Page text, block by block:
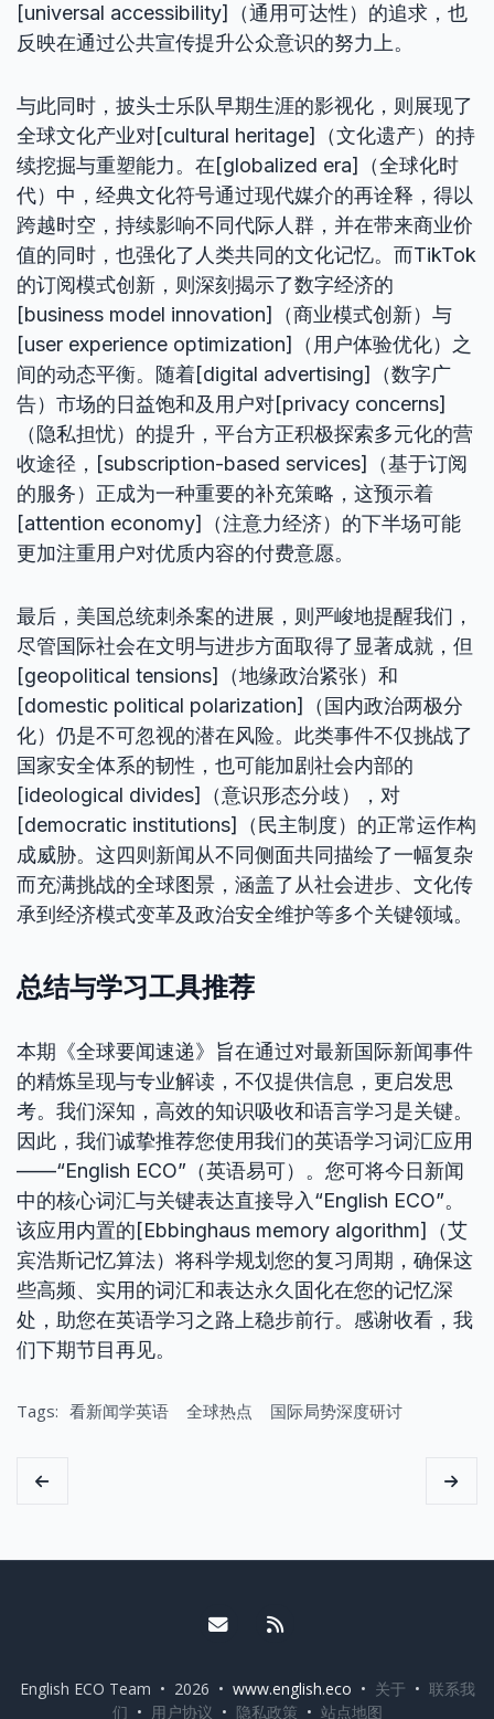
[universal accessibility]（通用可达性）的追求，也
反映在通过公共宣传提升公众意识的努力上。
与此同时，披头士乐队早期生涯的影视化，则展现了
全球文化产业对[cultural heritage]（文化遗产）的持
续挖掘与重塑能力。在[globalized era]（全球化时
代）中，经典文化符号通过现代媒介的再诠释，得以
跨越时空，持续影响不同代际人群，并在带来商业价
值的同时，也强化了人类共同的文化记忆。而TikTok
的订阅模式创新，则深刻揭示了数字经济的
[business model innovation]（商业模式创新）与
[user experience optimization]（用户体验优化）之
间的动态平衡。随着[digital advertising]（数字广
告）市场的日益饱和及用户对[privacy concerns]
（隐私担忧）的提升，平台方正积极探索多元化的营
收途径，[subscription-based services]（基于订阅
的服务）正成为一种重要的补充策略，这预示着
[attention economy]（注意力经济）的下半场可能
更加注重用户对优质内容的付费意愿。
最后，美国总统刺杀案的进展，则严峻地提醒我们，
尽管国际社会在文明与进步方面取得了显著成就，但
[geopolitical tensions]（地缘政治紧张）和
[domestic political polarization]（国内政治两极分
化）仍是不可忽视的潜在风险。此类事件不仅挑战了
国家安全体系的韧性，也可能加剧社会内部的
[ideological divides]（意识形态分歧），对
[democratic institutions]（民主制度）的正常运作构
成威胁。这四则新闻从不同侧面共同描绘了一幅复杂
而充满挑战的全球图景，涵盖了从社会进步、文化传
承到经济模式变革及政治安全维护等多个关键领域。
总结与学习工具推荐
本期《全球要闻速递》旨在通过对最新国际新闻事件
的精炼呈现与专业解读，不仅提供信息，更启发思
考。我们深知，高效的知识吸收和语言学习是关键。
因此，我们诚挚推荐您使用我们的英语学习词汇应用
——“English ECO”（英语易可）。您可将今日新闻
中的核心词汇与关键表达直接导入“English ECO”。
该应用内置的[Ebbinghaus memory algorithm]（艾
宾浩斯记忆算法）将科学规划您的复习周期，确保这
些高频、实用的词汇和表达永久固化在您的记忆深
处，助您在英语学习之路上稳步前行。感谢收看，我
们下期节目再见。
Tags: 看新闻学英语 全球热点 国际局势深度研讨
Email me
English ECO Team • 2026 • www.english.eco • 关于 • 联系我
们 • 用户协议 • 隐私政策 • 站点地图